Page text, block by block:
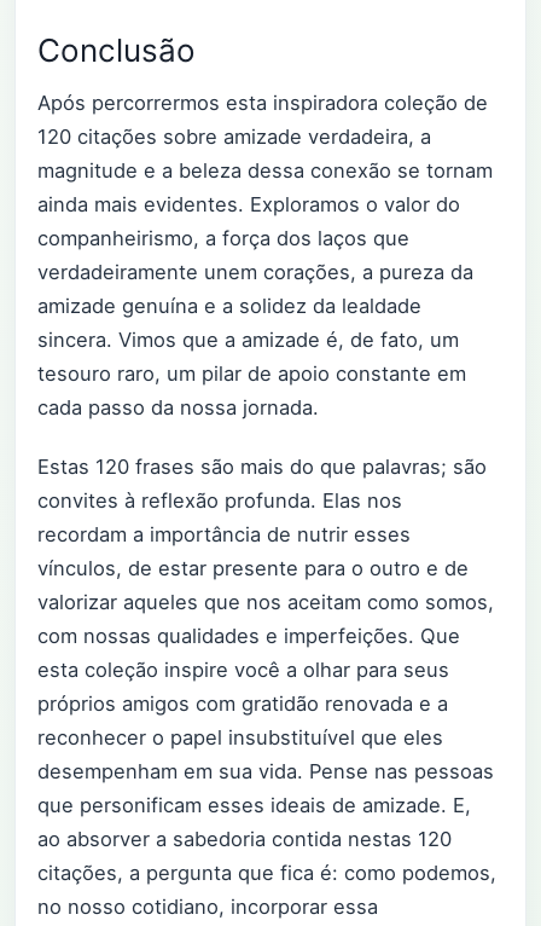
Conclusão
Após percorrermos esta inspiradora coleção de
120 citações sobre amizade verdadeira, a
magnitude e a beleza dessa conexão se tornam
ainda mais evidentes. Exploramos o valor do
companheirismo, a força dos laços que
verdadeiramente unem corações, a pureza da
amizade genuína e a solidez da lealdade
sincera. Vimos que a amizade é, de fato, um
tesouro raro, um pilar de apoio constante em
cada passo da nossa jornada.
Estas 120 frases são mais do que palavras; são
convites à reflexão profunda. Elas nos
recordam a importância de nutrir esses
vínculos, de estar presente para o outro e de
valorizar aqueles que nos aceitam como somos,
com nossas qualidades e imperfeições. Que
esta coleção inspire você a olhar para seus
próprios amigos com gratidão renovada e a
reconhecer o papel insubstituível que eles
desempenham em sua vida. Pense nas pessoas
que personificam esses ideais de amizade. E,
ao absorver a sabedoria contida nestas 120
citações, a pergunta que fica é: como podemos,
no nosso cotidiano, incorporar essa